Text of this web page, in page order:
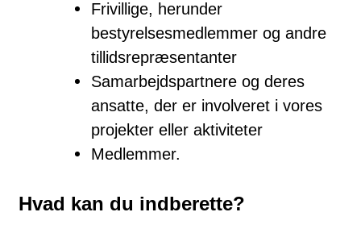
Frivillige, herunder
bestyrelsesmedlemmer og andre
tillidsrepræsentanter
Samarbejdspartnere og deres
ansatte, der er involveret i vores
projekter eller aktiviteter
Medlemmer.
Hvad kan du indberette?